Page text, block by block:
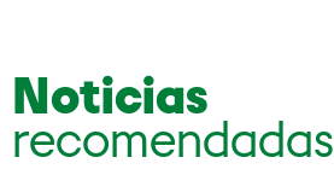
Noticias
recomendadas